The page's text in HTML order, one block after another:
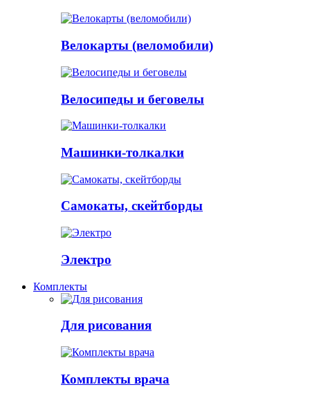
Велокарты (веломобили)
Велосипеды и беговелы
Машинки-толкалки
Самокаты, скейтборды
Электро
Комплекты
Для рисования
Комплекты врача